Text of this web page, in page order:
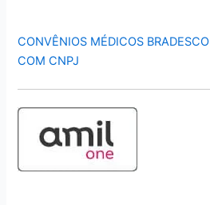
CONVÊNIOS MÉDICOS
COM CNPJ